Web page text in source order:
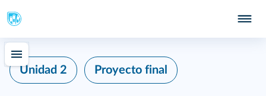
Unidad 2 Proyecto final